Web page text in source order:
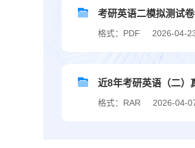
考研英语二模拟测试
格式：PDF 2026-04-
近8年考研英语（二）
格式：RAR 2026-04-